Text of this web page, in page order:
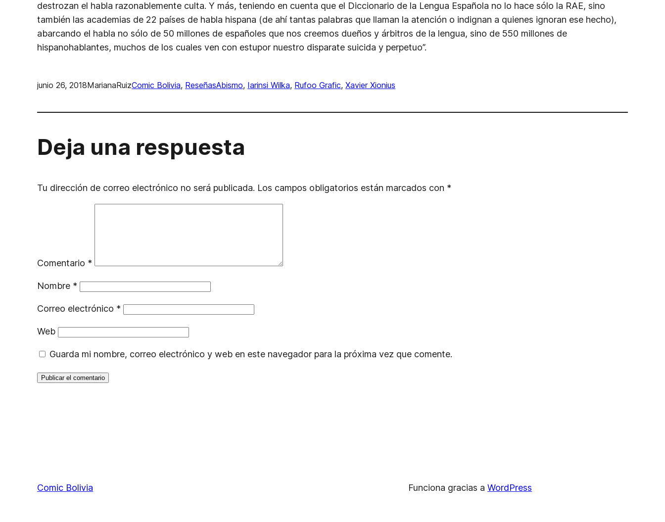
destrozan el habla razonablemente culta. Y más, teniendo en cuenta que el Diccionario de la Lengua Española no lo hace sólo la RAE, sino
también las academias de 22 países de habla hispana (de ahí tantas palabras que llaman la atención o indignan a quienes ignoran ese hecho),
abarcando el habla no sólo de 50 millones de españoles que nos creemos dueños y árbitros de la lengua, sino de 550 millones de
hispanohablantes, muchos de los cuales ven con estupor nuestro disparate suicida y perpetuo”.
junio 26, 2018MarianaRuizComic Bolivia, ReseñasAbismo, Iarinsi Wilka, Rufoo Grafic, Xavier Xionius
Deja una respuesta
Tu dirección de correo electrónico no será publicada. Los campos obligatorios están marcados con *
Comentario *
Nombre *
Correo electrónico *
Web
Guarda mi nombre, correo electrónico y web en este navegador para la próxima vez que comente.
Comic Bolivia Funciona gracias aWordPress